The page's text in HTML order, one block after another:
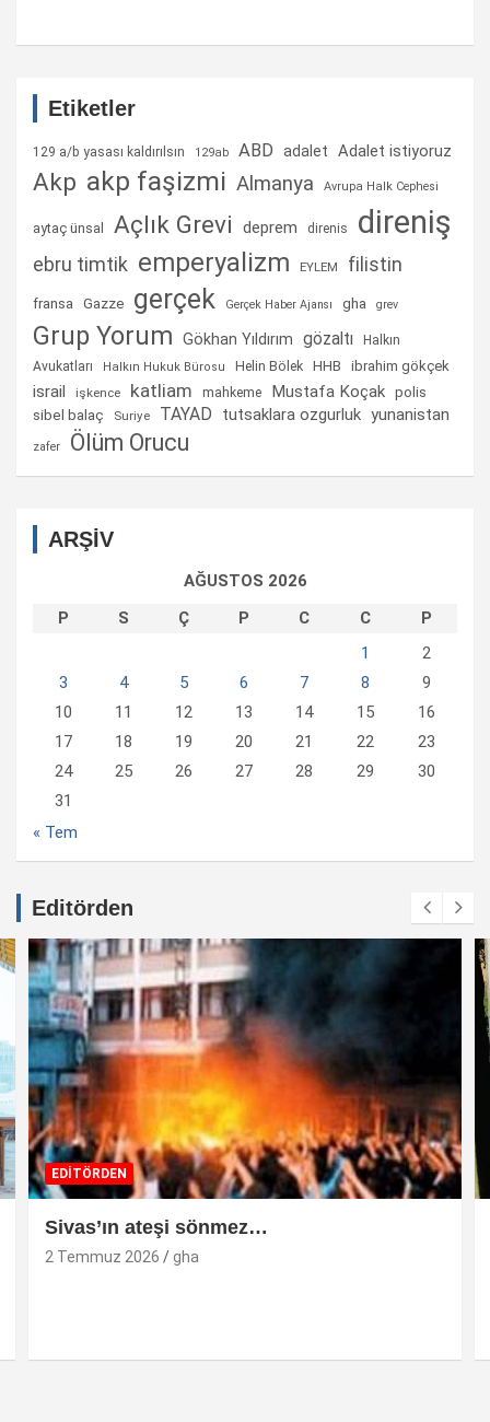
Etiketler
129 a/b yasası kaldırılsın 129ab ABD adalet Adalet istiyoruz
Akp akp faşizmi Almanya Avrupa Halk Cephesi
aytaç ünsal Açlık Grevi deprem direnis direniş
ebru timtik emperyalizm EYLEM filistin
fransa Gazze gerçek Gerçek Haber Ajansı gha grev
Grup Yorum Gökhan Yıldırım gözaltı
Halkın
Avukatları
Halkın Hukuk Bürosu Helin Bölek HHB ibrahim gökçek
israil işkence katliam mahkeme Mustafa Koçak polis
sibel balaç Suriye TAYAD tutsaklara ozgurluk yunanistan
zafer Ölüm Orucu
ARŞİV
AĞUSTOS 2026
P
S Ç P C C
P
1
2
3
4 5 6 7 8
9
10
11 12 13 14 15
16
17
18 19 20 21 22
23
24
25 26 27 28 29
30
31
« Tem
Editörden
EDİTÖRDEN
Sivas’ın ateşi sönmez…
2 Temmuz 2026 gha